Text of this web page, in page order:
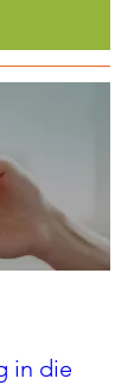
in die